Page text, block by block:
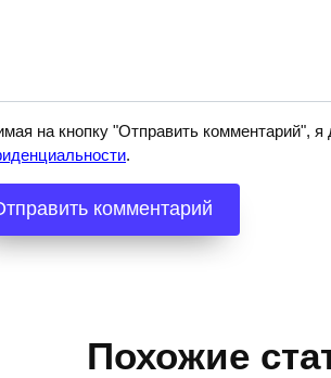
на кнопку "Отправить комментарий",
.
Похожие